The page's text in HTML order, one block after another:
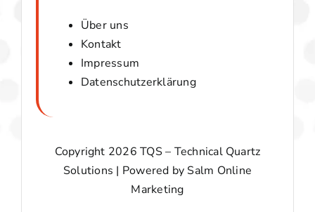
Über uns
Kontakt
Impressum
Datenschutzerklärung
Copyright 2026 TQS – Technical Quartz
Solutions | Powered by Salm Online
Marketing